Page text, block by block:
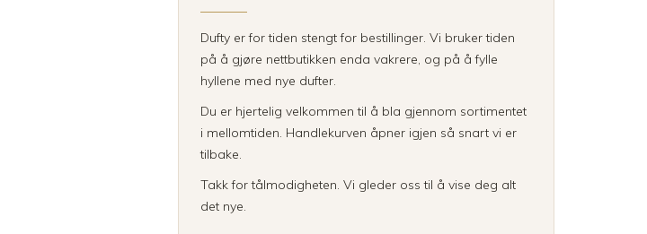
Dufty er for tiden stengt for bestillinger. Vi bruker tiden
på å gjøre nettbutikken enda vakrere, og på å fylle
hyllene med nye dufter.
Du er hjertelig velkommen til å bla gjennom sortimentet
i mellomtiden. Handlekurven åpner igjen så snart vi er
tilbake.
Takk for tålmodigheten. Vi gleder oss til å vise deg alt
det nye.